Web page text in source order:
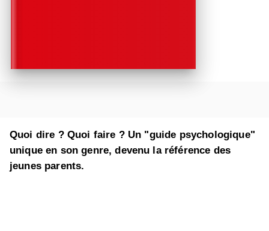
Quoi dire ? Quoi faire ? Un "guide psychologique"
unique en son genre, devenu la référence des
jeunes parents.